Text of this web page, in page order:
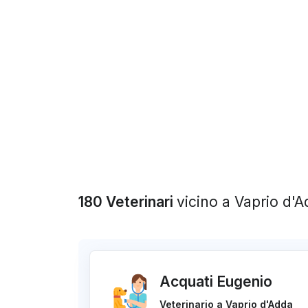
180 Veterinari vicino a Vaprio
Acquati Eugenio
Veterinario a Vaprio d'Adda